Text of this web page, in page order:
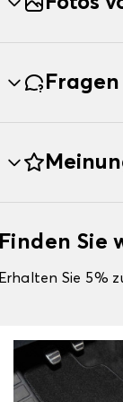
Fragen
Finden Sie
Erhalten Sie 5%